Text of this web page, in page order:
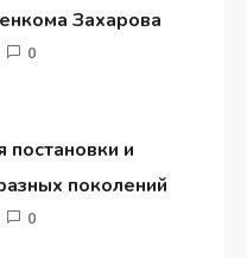
Захарова
0
и
поколений
0